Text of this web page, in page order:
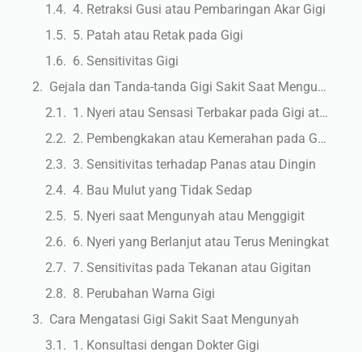
4. Retraksi Gusi atau Pembaringan Akar Gigi
5. Patah atau Retak pada Gigi
6. Sensitivitas Gigi
Gejala dan Tanda-tanda Gigi Sakit Saat Mengunyah
1. Nyeri atau Sensasi Terbakar pada Gigi atau Gusi
2. Pembengkakan atau Kemerahan pada Gusi
3. Sensitivitas terhadap Panas atau Dingin
4. Bau Mulut yang Tidak Sedap
5. Nyeri saat Mengunyah atau Menggigit
6. Nyeri yang Berlanjut atau Terus Meningkat
7. Sensitivitas pada Tekanan atau Gigitan
8. Perubahan Warna Gigi
Cara Mengatasi Gigi Sakit Saat Mengunyah
1. Konsultasi dengan Dokter Gigi